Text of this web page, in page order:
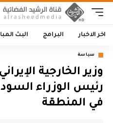
اخر الاخبار البرامج البث
سياسة
وزير الخارجية
رئيس الوزراء
في المنطقة